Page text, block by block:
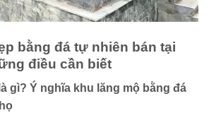
bằng đá tự nhiên bán tại
điều cần biết
gì? Ý nghĩa khu lăng mộ bằng đá